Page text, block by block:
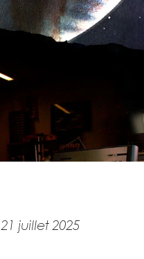
21 juillet 2025